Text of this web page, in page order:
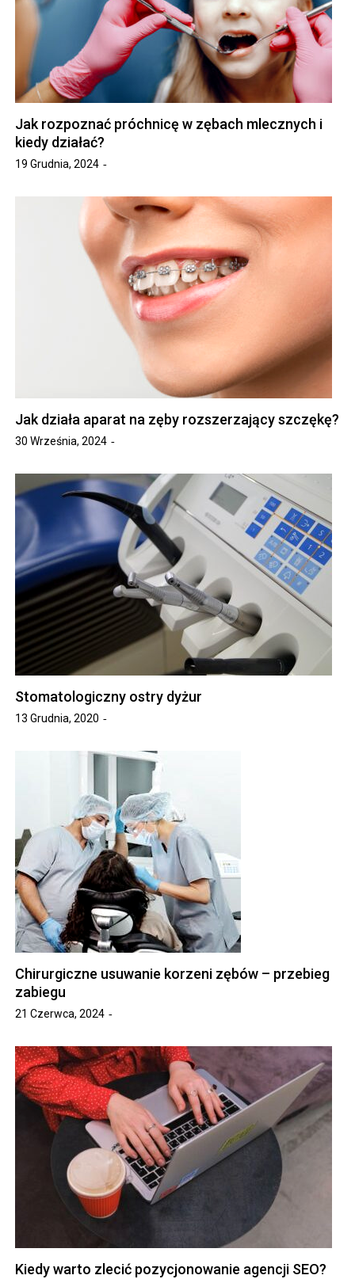
Jak rozpoznać próchnicę w zębach mlecznych i
kiedy działać?
19 Grudnia, 2024
Jak działa aparat na zęby rozszerzający szczękę?
30 Września, 2024
Stomatologiczny ostry dyżur
13 Grudnia, 2020
Chirurgiczne usuwanie korzeni zębów – przebieg
zabiegu
21 Czerwca, 2024
Kiedy warto zlecić pozycjonowanie agencji SEO?